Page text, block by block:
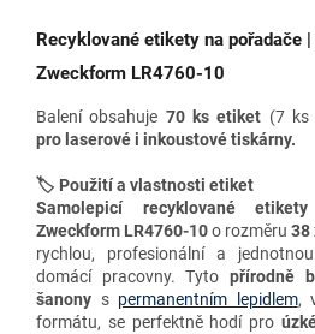
Recyklované etikety na pořadače
Zweckform LR4760-10
Balení obsahuje 70 ks etiket (7 ks
pro laserové i inkoustové tiskárny.
🏷️ Použití a vlastnosti etiket
Samolepicí recyklované
Zweckform LR4760-10o rozměru 38
rychlou, profesionální a
domácí pracovny. Tytopřírodně
šanony s permanentním lepidlem,
formátu, se perfektně hodí pro